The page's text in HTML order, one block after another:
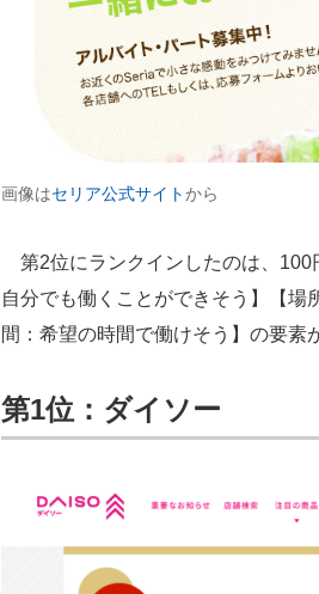
画像はセリア公式サイトから
第2位にランクインしたのは、100
自分でも働くことができそう】【
間：希望の時間で働けそう】の要素
第1位：ダイソー